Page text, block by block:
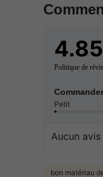
4.85
Politique de
Petit
Aucun
bon matériau